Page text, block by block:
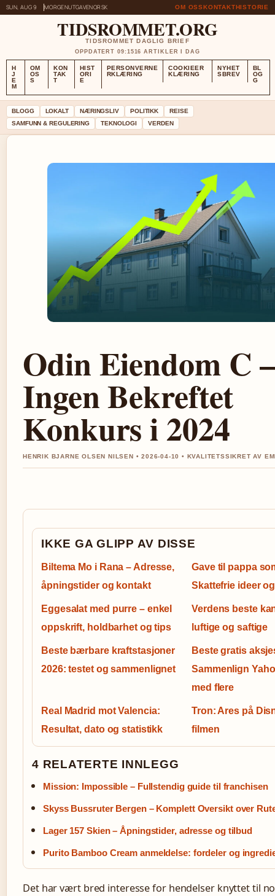
SUN, AUG 9 MORGENUTGAVENORSK OM OSSKONTAKTHISTORIE
TIDSROMMET.ORG
TIDSROMMET DAGLIG BRIEF
OPPDATERT 09:1516 ARTIKLER I DAG
H
J
E
M
OM
OS
S
KON
TAK
T
HIST
ORI
E
PERSONVERNE
RKLÆRING
COOKIEER
KLÆRING
NYHET
SBREV
BL
OG
G
BLOGG LOKALT NÆRINGSLIV POLITIKK
REISE
SAMFUNN & REGULERING
TEKNOLOGI VERDEN
Odin Eiendom C
Ingen Bekreftet
Konkurs i 2024
HENRIK BJARNE OLSEN NILSEN • 2026-04-10 • KVALITETSSIKRET AV
IKKE GA GLIPP AV DISSE
Biltema Mo i Rana – Adresse,
åpningstider og kontakt
Gave til pappa
Skattefrie ideer
Eggesalat med purre – enkel
oppskrift, holdbarhet og tips
Verdens beste
luftige og saftige
Beste bærbare kraftstasjoner
2026: testet og sammenlignet
Beste gratis
Sammenlign
med flere
Real Madrid mot Valencia:
Resultat, dato og statistikk
Tron: Ares på
filmen
4 RELATERTE INNLEGG
Mission: Impossible – Fullstendig guide til franchisen
Skyss Bussruter Bergen – Komplett Oversikt over
Lager 157 Skien – Åpningstider, adresse og tilbud
Purito Bamboo Cream anmeldelse: fordeler og
Det har vært bred interesse for hendelser knyttet til